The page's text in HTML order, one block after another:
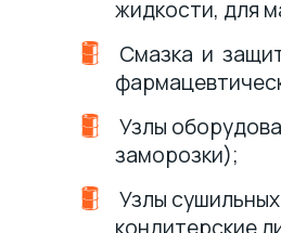
жидкости, для
Смазка и
Узлы
заморозки);
Узлы